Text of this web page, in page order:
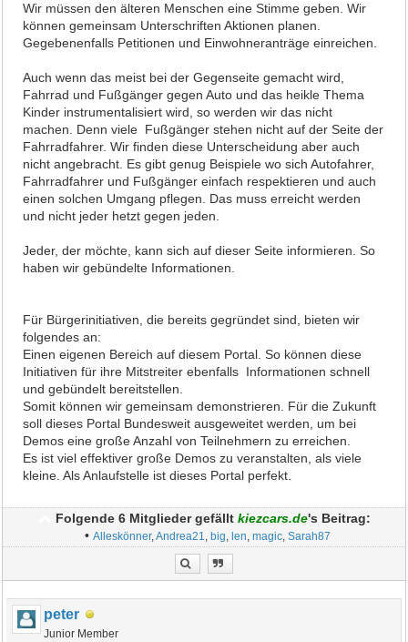
Wir müssen den älteren Menschen eine Stimme geben. Wir
können gemeinsam Unterschriften Aktionen planen.
Gegebenenfalls Petitionen und Einwohneranträge einreichen.
Auch wenn das meist bei der Gegenseite gemacht wird,
Fahrrad und Fußgänger gegen Auto und das heikle Thema
Kinder instrumentalisiert wird, so werden wir das nicht
machen. Denn viele Fußgänger stehen nicht auf der Seite der
Fahrradfahrer. Wir finden diese Unterscheidung aber auch
nicht angebracht. Es gibt genug Beispiele wo sich Autofahrer,
Fahrradfahrer und Fußgänger einfach respektieren und auch
einen solchen Umgang pflegen. Das muss erreicht werden
und nicht jeder hetzt gegen jeden.
Jeder, der möchte, kann sich auf dieser Seite informieren. So
haben wir gebündelte Informationen.
Für Bürgerinitiativen, die bereits gegründet sind, bieten wir
folgendes an:
Einen eigenen Bereich auf diesem Portal. So können diese
Initiativen für ihre Mitstreiter ebenfalls Informationen schnell
und gebündelt bereitstellen.
Somit können wir gemeinsam demonstrieren. Für die Zukunft
soll dieses Portal Bundesweit ausgeweitet werden, um bei
Demos eine große Anzahl von Teilnehmern zu erreichen.
Es ist viel effektiver große Demos zu veranstalten, als viele
kleine. Als Anlaufstelle ist dieses Portal perfekt.
Folgende 6 Mitglieder gefällt kiezcars.de's Beitrag:
• Alleskönner,Andrea21, big, len, magic, Sarah87
peter
Junior Member